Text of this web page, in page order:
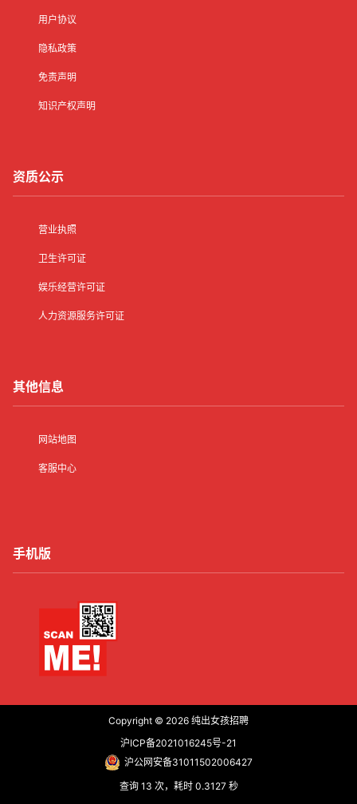
用户协议
隐私政策
免责声明
知识产权声明
资质公示
营业执照
卫生许可证
娱乐经营许可证
人力资源服务许可证
其他信息
网站地图
客服中心
手机版
Copyright © 2026 纯出女孩招聘
沪ICP备2021016245号-21
沪公网安备31011502006427
查询 13 次，耗时 0.3127 秒